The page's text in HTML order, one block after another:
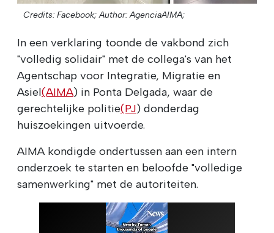
Credits: Facebook; Author: AgenciaAIMA;
In een verklaring toonde de vakbond zich
"volledig solidair" met de collega's van het
Agentschap voor Integratie, Migratie en
Asiel(AIMA) in Ponta Delgada, waar de
gerechtelijke politie(PJ) donderdag
huiszoekingen uitvoerde.
AIMA kondigde ondertussen aan een intern
onderzoek te starten en beloofde "volledige
samenwerking" met de autoriteiten.